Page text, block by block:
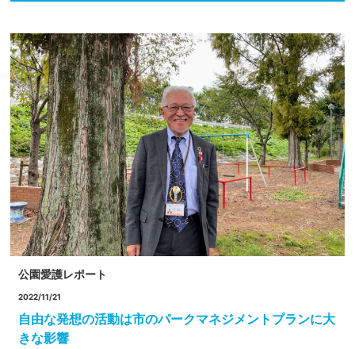
公園愛護レポート
2022/11/21
自由な発想の活動は市のパークマネジメントプランに大
きな影響